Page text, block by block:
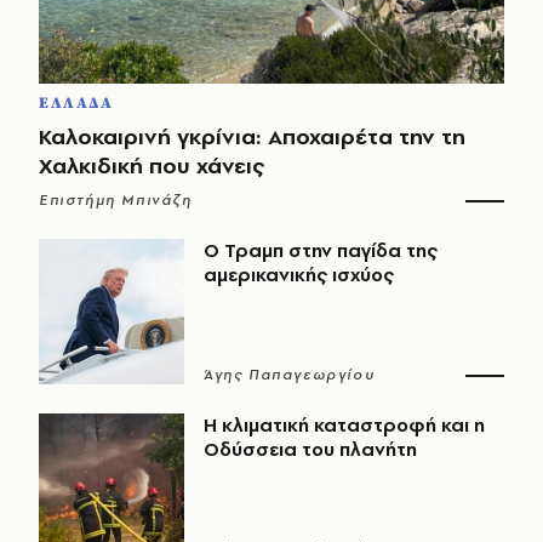
ΕΛΛΑΔΑ
Καλοκαιρινή γκρίνια: Αποχαιρέτα την τη
Χαλκιδική που χάνεις
Επιστήμη Μπινάζη
Ο Τραμπ στην παγίδα της
αμερικανικής ισχύος
Άγης Παπαγεωργίου
Η κλιματική καταστροφή και η
Οδύσσεια του πλανήτη